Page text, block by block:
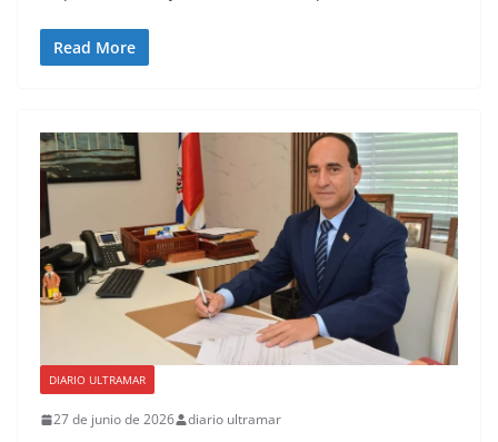
Read More
DIARIO ULTRAMAR
27 de junio de 2026 diario ultramar